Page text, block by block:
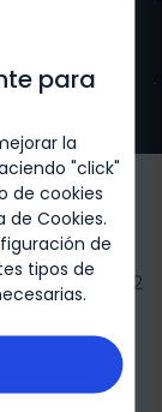
para
la
"click"
de cookies
de Cookies.
de
tipos de
Biogen-286662